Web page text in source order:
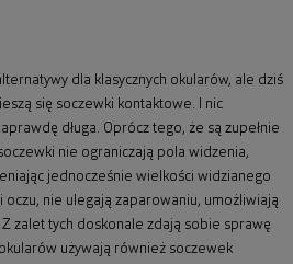
dla klasycznych okularów, ale dziś
się soczewki kontaktowe. I nic
długa. Oprócz tego, że są zupełnie
nie ograniczają pola widzenia,
jednocześnie wielkości widzianego
nie ulegają zaparowaniu, umożliwiają
zalet tych doskonale zdają sobie sprawę
używają również soczewek